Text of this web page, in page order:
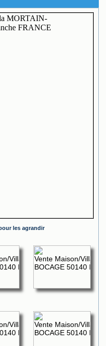
les agrandir